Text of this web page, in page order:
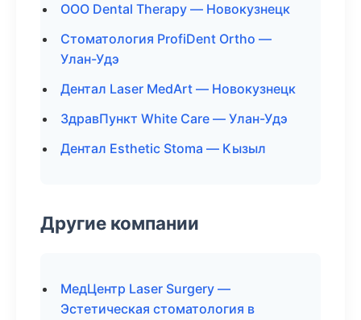
ООО Dental Therapy — Новокузнецк
Стоматология ProfiDent Ortho —
Улан-Удэ
Дентал Laser MedArt — Новокузнецк
ЗдравПункт White Care — Улан-Удэ
Дентал Esthetic Stoma — Кызыл
Другие компании
МедЦентр Laser Surgery —
Эстетическая стоматология в